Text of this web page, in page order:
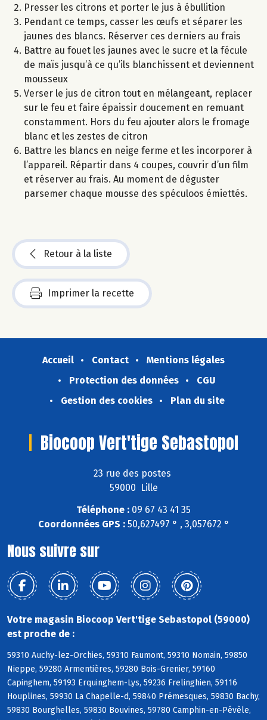
Presser les citrons et porter le jus à ébullition
Pendant ce temps, casser les œufs et séparer les
jaunes des blancs. Réserver ces derniers au frais
Battre au fouet les jaunes avec le sucre et la fécule
de maïs jusqu’à ce qu’ils blanchissent et deviennent
mousseux
Verser le jus de citron tout en mélangeant, replacer
sur le feu et faire épaissir doucement en remuant
constamment. Hors du feu ajouter alors le fromage
blanc et les zestes de citron
Battre les blancs en neige ferme et les incorporer à
l’appareil. Répartir dans 4 coupes, couvrir d’un film
et réserver au frais. Au moment de déguster
parsemer chaque mousse des spéculoos émiettés.
Retour à la liste
Imprimer la recette
Accueil Contact
Mentions légales
Protection des données
CGU
Gestion des cookies
Plan du site
Biocoop Vert'tige Sebastopol
23 rue des postes
59000 Lille
Téléphone : 09 67 43 41 35
Coordonnées GPS :50,627497 ° , 3,057672 °
Nous suivre sur
Votre magasin Biocoop Vert'tige Sebastopol (59000)
est proche de :
59310 Auchy-lez-Orchies, 59310 Faumont, 59310 Nomain, 59850
Nieppe, 59280 Armentières, 59280 Bois-Grenier, 59160
Capinghem, 59193 Erquinghem-Lys, 59236 Frelinghien, 59116
Houplines, 59930 La Chapelle-d, 59840 Prémesques, 59830 Bachy,
59830 Bourghelles, 59830 Bouvines, 59780 Camphin-en-Pévèle,